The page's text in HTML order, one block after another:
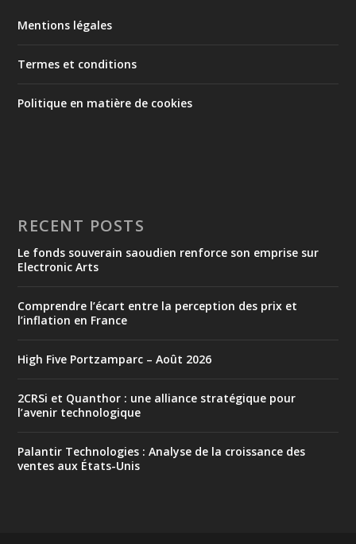
Mentions légales
Termes et conditions
Politique en matière de cookies
RECENT POSTS
Le fonds souverain saoudien renforce son emprise sur
Electronic Arts
Comprendre l’écart entre la perception des prix et
l’inflation en France
High Five Portzamparc – Août 2026
2CRSi et Quanthor : une alliance stratégique pour
l’avenir technologique
Palantir Technologies : Analyse de la croissance des
ventes aux États-Unis